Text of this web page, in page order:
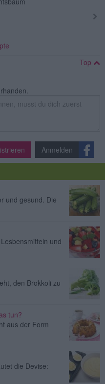
Top
Anmelden
und gesund. Die
und
den Brokkoli zu
tun?
aus der Form
die Devise: